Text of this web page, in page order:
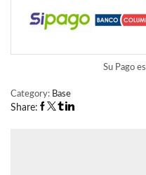
Su Pago es
Category: Base
Share: